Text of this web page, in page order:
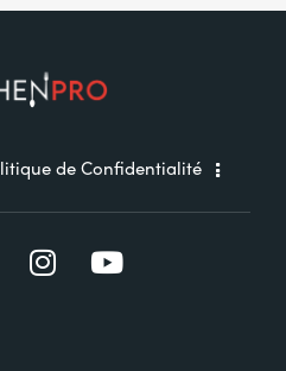
de Confidentialité